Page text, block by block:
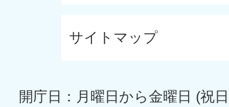
サイトマップ
開庁日：月曜日から金曜日 (祝